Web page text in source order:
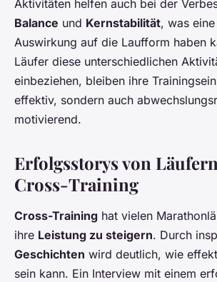
Aktivitäten helfen auch bei der
Balance und Kernstabilität, was
Auswirkung auf die Laufform haben
Läufer diese unterschiedlichen
einbeziehen, bleiben ihre
effektiv, sondern auch
motivierend.
Erfolgsstorys von
Cross-Training
Cross-Training hat vielen
ihre Leistung zu steigern. Durch
Geschichten wird deutlich, wie
sein kann. Ein Interview mit einem